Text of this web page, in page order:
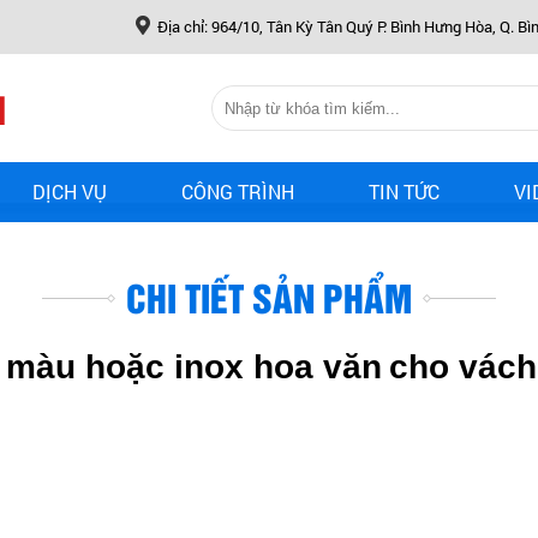
Địa chỉ: 964/10, Tân Kỳ Tân Quý P. Bình Hưng Hòa, Q.
DỊCH VỤ CÔNG TRÌNH TIN TỨC
CHI TIẾT SẢN PHẨM
hoặc inox hoa văn cho